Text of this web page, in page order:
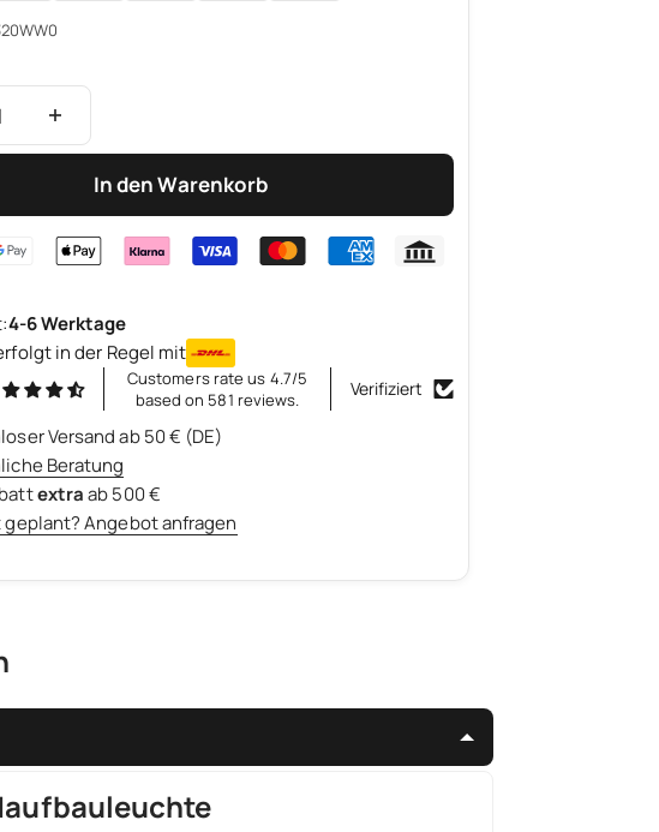
In den Warenkorb
4-6 Werktage
in der Regel mit
Customers rate us 4.7/5
based on 581 reviews.
Verifiziert
Versand ab 50 € (DE)
Beratung
extraab 500 €
geplant? Angebot anfragen